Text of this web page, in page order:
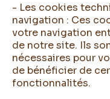
- Les cookies
navigation : Ces
votre navigation
de notre site. Ils
nécessaires pour
de bénéficier de
fonctionnalités.